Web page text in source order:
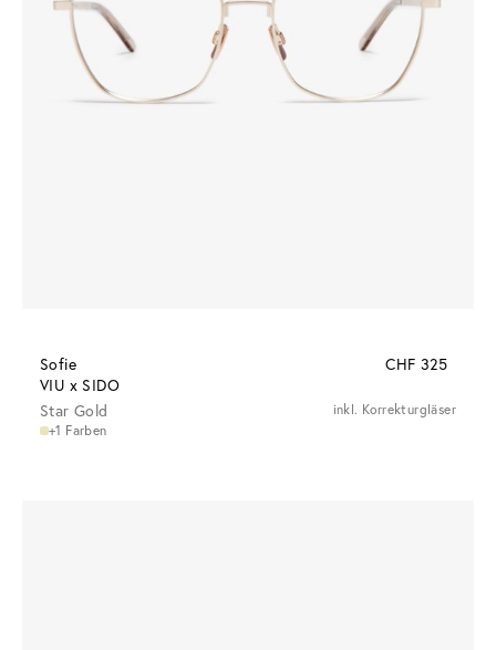
Sofie
VIU x SIDO
CHF 325
Star Gold
+1 Farben
inkl. Korrekturgläser